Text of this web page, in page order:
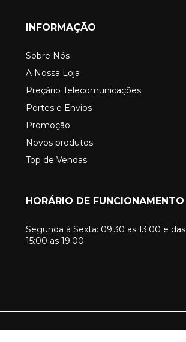
INFORMAÇÃO
Sobre Nós
A Nossa Loja
Preçário Telecomunicações
Portes e Envios
Promoção
Novos produtos
Top de Vendas
HORÁRIO DE FUNCIONAMENTO
Segunda à Sexta: 09:30 as 13:00 e das
15:00 as 19:00